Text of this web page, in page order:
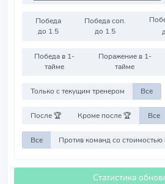
Победа
до 1.5
Победа соп.
до 1.5
Победа в 1-
тайме
Поражение в 1-
тайме
Только с текущим тренером Все
После 🏆 Кроме после 🏆 Все
Все
Статистика